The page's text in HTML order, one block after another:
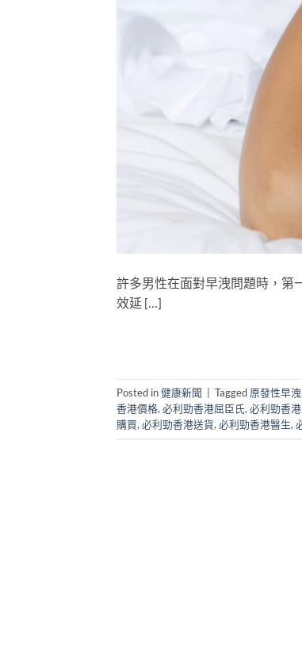
許多男性在面對早洩問題時，第
效延 […]
Posted in健康新聞 Tagged 原發性早洩
香港價格,必利勁香港屈臣氏,必利勁香
購買,必利勁香港送貨,必利勁香港醫生,